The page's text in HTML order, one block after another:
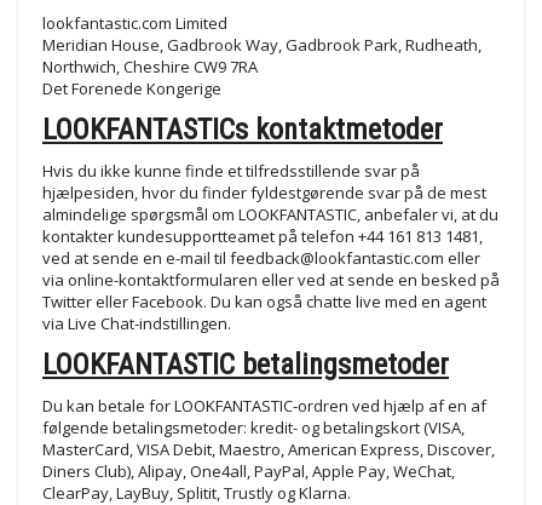
lookfantastic.com Limited
Meridian House, Gadbrook Way, Gadbrook Park, Rudheath,
Northwich, Cheshire CW9 7RA
Det Forenede Kongerige
LOOKFANTASTICs kontaktmetoder
Hvis du ikke kunne finde et tilfredsstillende svar på
hjælpesiden, hvor du finder fyldestgørende svar på de mest
almindelige spørgsmål om LOOKFANTASTIC, anbefaler vi, at du
kontakter kundesupportteamet på telefon +44 161 813 1481,
ved at sende en e-mail til feedback@lookfantastic.com eller
via online-kontaktformularen eller ved at sende en besked på
Twitter eller Facebook. Du kan også chatte live med en agent
via Live Chat-indstillingen.
LOOKFANTASTIC betalingsmetoder
Du kan betale for LOOKFANTASTIC-ordren ved hjælp af en af
følgende betalingsmetoder: kredit- og betalingskort (VISA,
MasterCard, VISA Debit, Maestro, American Express, Discover,
Diners Club), Alipay, One4all, PayPal, Apple Pay, WeChat,
ClearPay, LayBuy, Splitit, Trustly og Klarna.